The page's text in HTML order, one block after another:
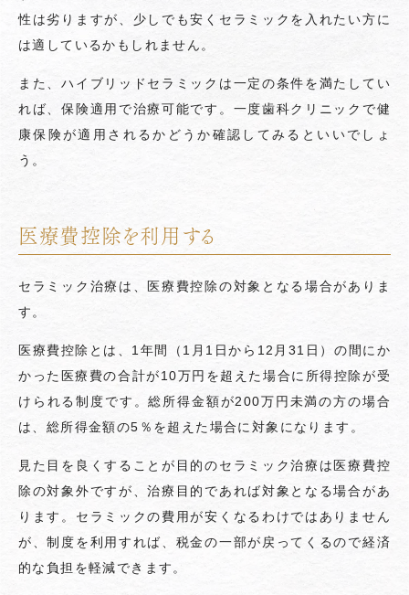
性は劣りますが、少しでも安くセラミックを入れたい方に
は適しているかもしれません。
また、ハイブリッドセラミックは一定の条件を満たしてい
れば、保険適用で治療可能です。一度歯科クリニックで健
康保険が適用されるかどうか確認してみるといいでしょ
う。
医療費控除を利用する
セラミック治療は、医療費控除の対象となる場合がありま
す。
医療費控除とは、1年間（1月1日から12月31日）の間にか
かった医療費の合計が10万円を超えた場合に所得控除が受
けられる制度です。総所得金額が200万円未満の方の場合
は、総所得金額の5％を超えた場合に対象になります。
見た目を良くすることが目的のセラミック治療は医療費控
除の対象外ですが、治療目的であれば対象となる場合があ
ります。セラミックの費用が安くなるわけではありません
が、制度を利用すれば、税金の一部が戻ってくるので経済
的な負担を軽減できます。